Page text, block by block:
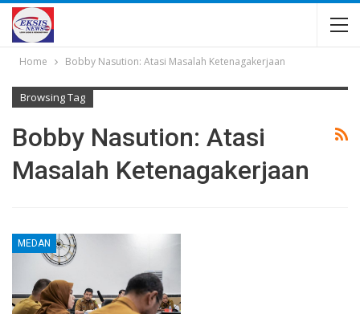
Home Bobby Nasution: Atasi Masalah Ketenagakerjaan
Browsing Tag
Bobby Nasution: Atasi
Masalah Ketenagakerjaan
MEDAN